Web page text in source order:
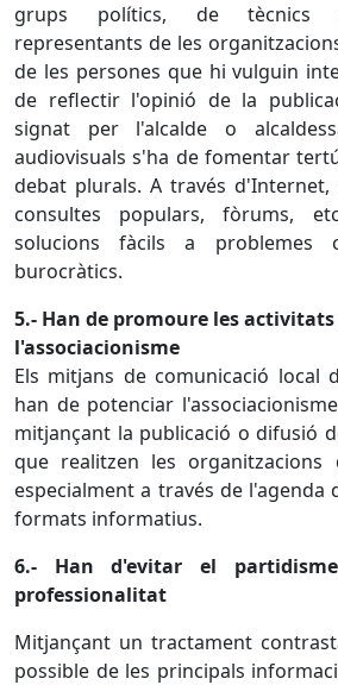
grups polítics, de tècnics
representants de les
de les persones que hi vulguin
de reflectir l'opinió de la
signat per l'alcalde o
audiovisuals s'ha de fomentar
debat plurals. A través
consultes populars, fòrums,
solucions fàcils a problemes
burocràtics.
5.- Han de promoure les
l'associacionisme
Els mitjans de comunicació local
han de potenciar
mitjançant la publicació o difusió
que realitzen les organitzacions
especialment a través de l'agenda
formats informatius.
6.- Han d'evitar el
professionalitat
Mitjançant un tractament
possible de les principals